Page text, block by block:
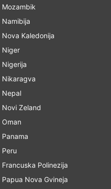
Mozambik
Namibija
Nova Kaledonija
Niger
Nigerija
Nikaragva
Nepal
Novi Zeland
Oman
Panama
Peru
Francuska Polinezija
Papua Nova Gvineja